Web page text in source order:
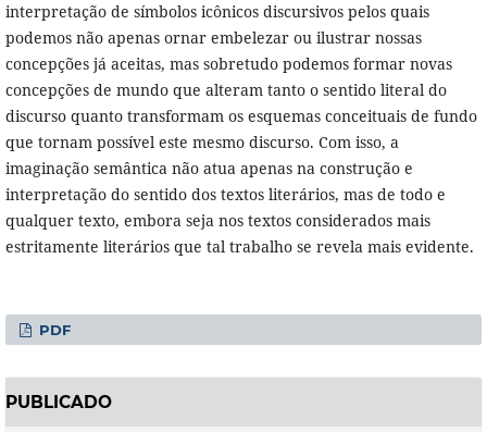
interpretação de símbolos icônicos discursivos pelos quais
podemos não apenas ornar embelezar ou ilustrar nossas
concepções já aceitas, mas sobretudo podemos formar novas
concepções de mundo que alteram tanto o sentido literal do
discurso quanto transformam os esquemas conceituais de fundo
que tornam possível este mesmo discurso. Com isso, a
imaginação semântica não atua apenas na construção e
interpretação do sentido dos textos literários, mas de todo e
qualquer texto, embora seja nos textos considerados mais
estritamente literários que tal trabalho se revela mais evidente.
PDF
PUBLICADO